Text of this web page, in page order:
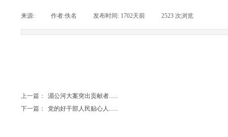
来源: 作者:佚名 发布时间: 1702天前 2523 次浏览
上一篇：
湄公河大案突出贡献者......
下一篇：
党的好干部人民贴心人......